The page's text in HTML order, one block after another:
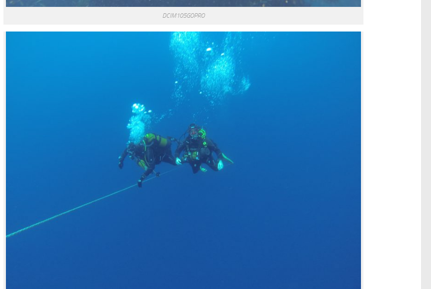
DCIM105GOPRO